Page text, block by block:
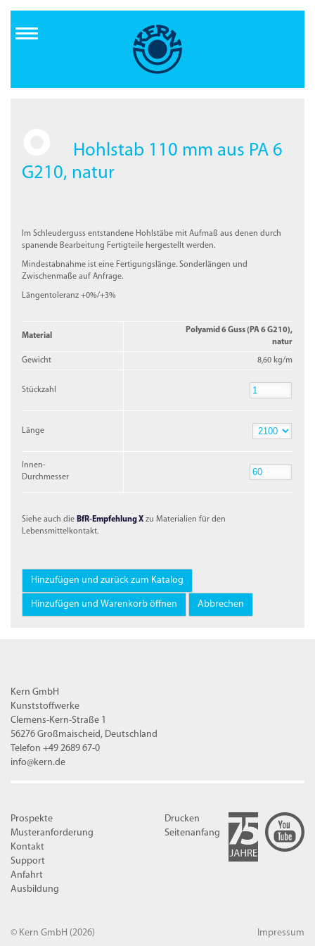
Inhalt
Hohlstab 110 mm aus PA 6
G210, natur
Im Schleuderguss entstandene Hohlstäbe mit Aufmaß aus denen durch
spanende Bearbeitung Fertigteile hergestellt werden.
Mindestabnahme ist eine Fertigungslänge. Sonderlängen und
Zwischenmaße auf Anfrage.
Längentoleranz +0%/+3%
Material
Polyamid 6 Guss (PA 6 G210),
natur
Gewicht 8,60 kg/m
Stückzahl
Länge
Innen-
Durchmesser
Siehe auch dieBfR-Empfehlung X zu Materialien für den
Lebensmittelkontakt.
Kern GmbH
Kunststoffwerke
Clemens-Kern-Straße 1
56276 Großmaischeid, Deutschland
Telefon +49 2689 67-0
info@kern.de
Prospekte
Musteranforderung
Kontakt
Support
Anfahrt
Ausbildung
Drucken
Seitenanfang
© Kern GmbH (2026) Impressum